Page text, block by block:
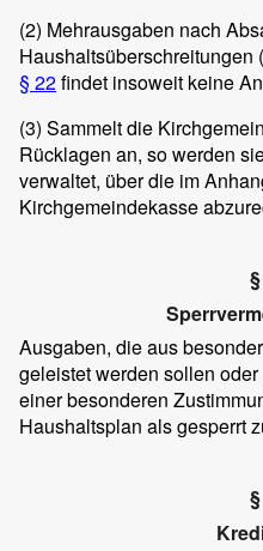
(2) Mehrausgaben nach
Haushaltsüberschreitungen
§ 22findet insoweit keine
(3) Sammelt die
Rücklagen an, so werden
verwaltet, über die im
Kirchgemeindekasse
Ausgaben, die aus
geleistet werden sollen
einer besonderen
Haushaltsplan als gesperrt